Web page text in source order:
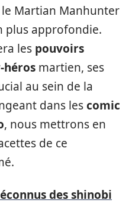
le Martian Manhunter
plus approfondie.
les pouvoirs
héros martien, ses
au sein de la
dans lescomic
, nous mettrons en
de ce
des shinobi